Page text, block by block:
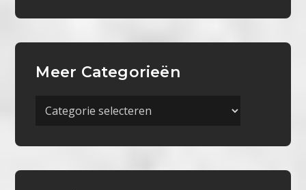
Meer Categorieën
Meer